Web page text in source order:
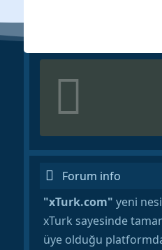
Forum info
"xTurk.com" yeni
xTurk sayesinde
üye olduğu